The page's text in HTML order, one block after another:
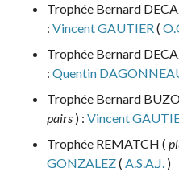
Trophée Bernard
: Vincent GAUTIER(
Trophée Bernard
: Quentin
Trophée Bernard
pairs ) : Vincent
Trophée REMATCH (
GONZALEZ( A.S.A.J. )